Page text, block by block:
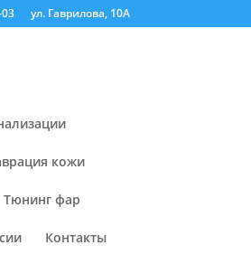
ул. Гаврилова, 10А
кожи
Тюнинг фар
Контакты